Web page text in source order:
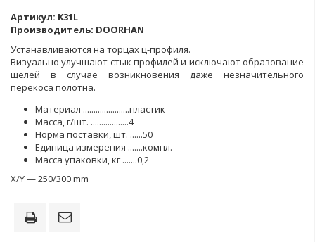
Артикул: K31L
Производитель: DOORHAN
Устанавливаются на торцах ц-профиля.
Визуально улучшают стык профилей и исключают образование
щелей в случае возникновения даже незначительного
перекоса полотна.
Материал ......................пластик
Масса, г/шт. ..................4
Норма поставки, шт. ......50
Единица измерения .......компл.
Масса упаковки, кг .......0,2
X/Y — 250/300 mm